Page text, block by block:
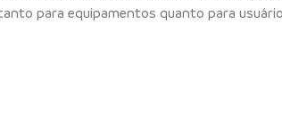
para equipamentos quanto para